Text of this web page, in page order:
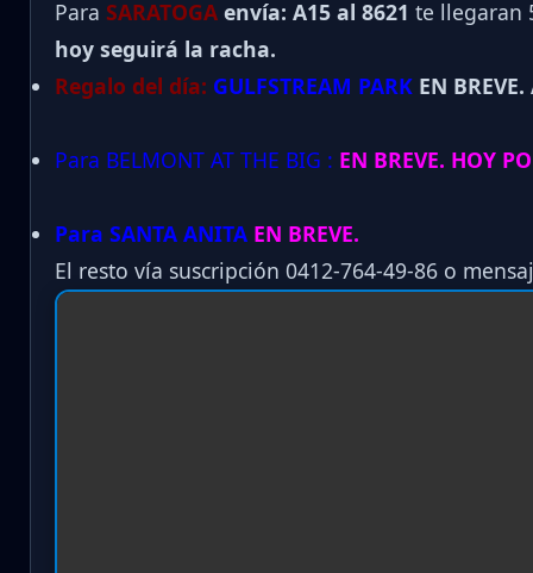
Para SARATOGA envía: A15 al 8621 te llegaran
hoy seguirá la racha.
Regalo del día: GULFSTREAM PARK EN
Para BELMONT AT THE BIG : EN BREVE. HOY
Para SANTA ANITA EN BREVE.
El resto vía suscripción 0412-764-49-86 o